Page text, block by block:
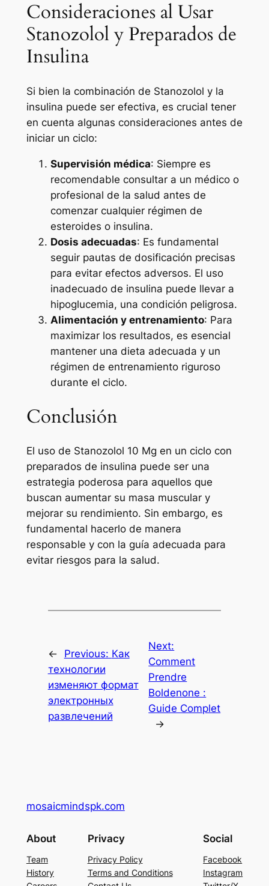
Consideraciones al Usar
Stanozolol y Preparados de
Insulina
Si bien la combinación de Stanozolol y la
insulina puede ser efectiva, es crucial tener
en cuenta algunas consideraciones antes de
iniciar un ciclo:
Supervisión médica: Siempre es
recomendable consultar a un médico o
profesional de la salud antes de
comenzar cualquier régimen de
esteroides o insulina.
Dosis adecuadas: Es fundamental
seguir pautas de dosificación precisas
para evitar efectos adversos. El uso
inadecuado de insulina puede llevar a
hipoglucemia, una condición peligrosa.
Alimentación y entrenamiento: Para
maximizar los resultados, es esencial
mantener una dieta adecuada y un
régimen de entrenamiento riguroso
durante el ciclo.
Conclusión
El uso de Stanozolol 10 Mg en un ciclo con
preparados de insulina puede ser una
estrategia poderosa para aquellos que
buscan aumentar su masa muscular y
mejorar su rendimiento. Sin embargo, es
fundamental hacerlo de manera
responsable y con la guía adecuada para
evitar riesgos para la salud.
← Previous: Как
технологии
изменяют формат
электронных
развлечений
Next:
Comment
Prendre
Boldenone :
Guide Complet
→
mosaicmindspk.com
About
Team
History
Privacy
Privacy Policy
Terms and Conditions
Social
Facebook
Instagram